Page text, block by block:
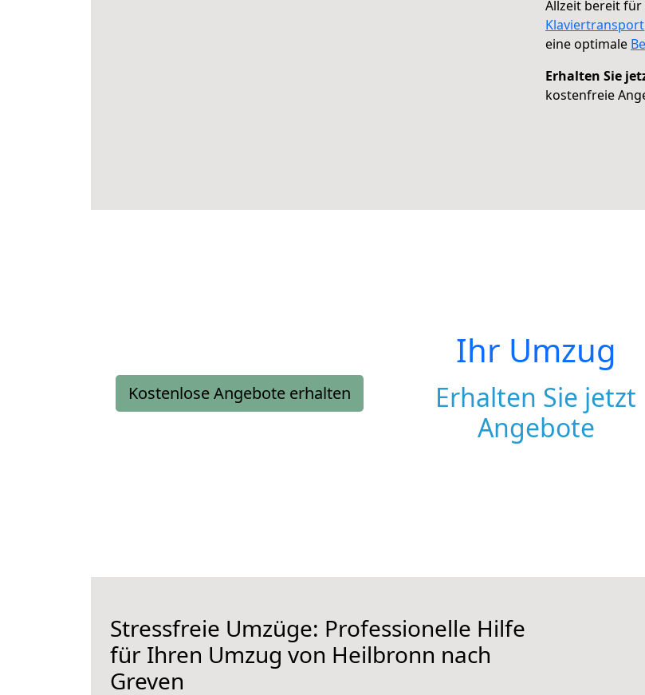
Allzeit bereit für
Klaviertransport
eine optimale
Erhalten Sie
kostenfreie
Kostenlose Angebote erhalten
Ihr Umzug
Erhalten Sie jetzt
Angebote
Stressfreie Umzüge: Professionelle Hilfe
für Ihren Umzug von Heilbronn nach
Greven